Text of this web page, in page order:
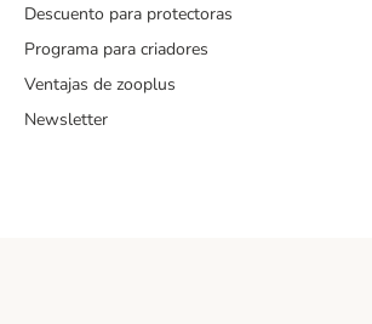
Descuento para protectoras
Programa para criadores
Ventajas de zooplus
Newsletter